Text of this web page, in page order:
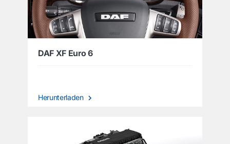
DAF XF Euro 6
Herunterladen